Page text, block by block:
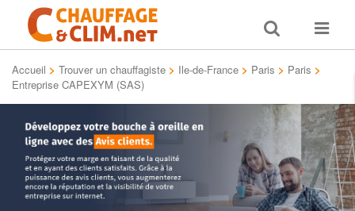
Toggle
search
Toggle
Accueil > Trouver un chauffagiste > Ile-de-France > Paris > Paris >
Entreprise CAPEXYM (SAS)